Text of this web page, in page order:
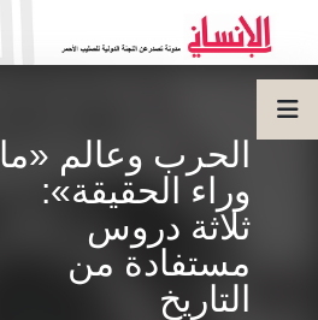
الحرب وعالم «ما
وراء الحقيقة»:
ثلاثة دروس
مستفادة من
التاريخ